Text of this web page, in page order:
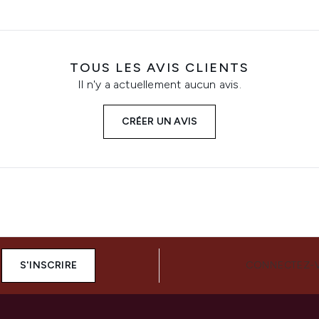
TOUS LES AVIS CLIENTS
Il n'y a actuellement aucun avis.
CRÉER UN AVIS
S'INSCRIRE